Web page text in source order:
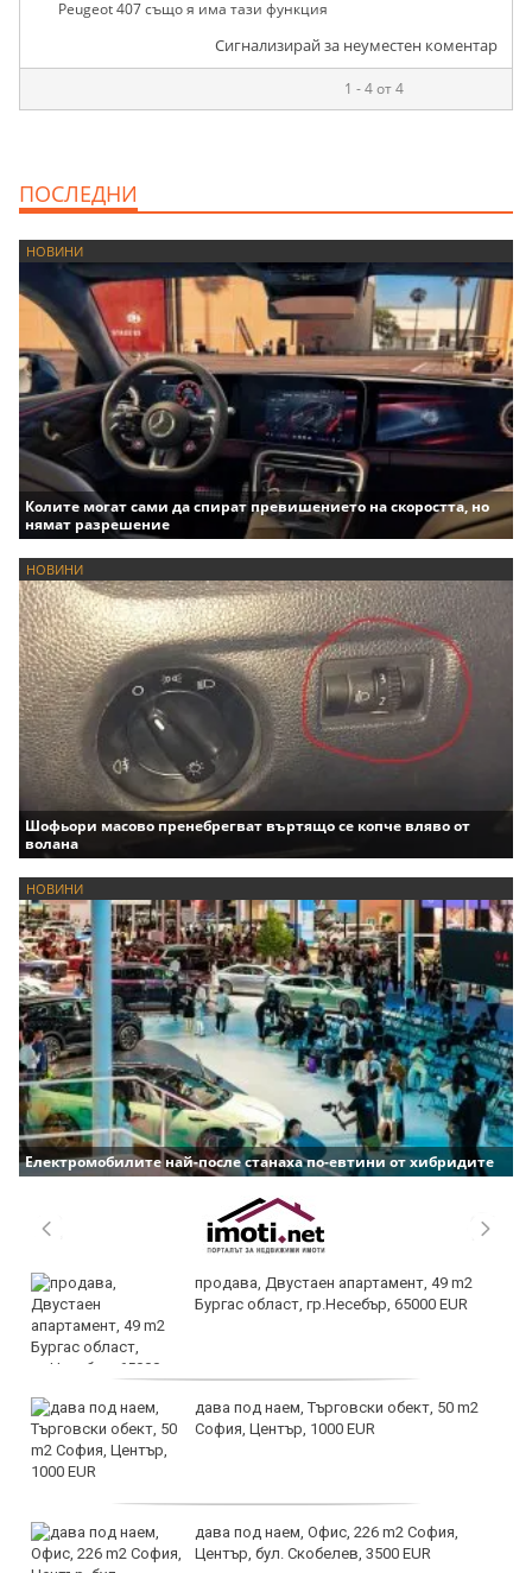
Peugeot 407 също я има тази функция
Сигнализирай за неуместен коментар
1 - 4 от 4
ПОСЛЕДНИ
НОВИНИ
Колите могат сами да спират превишението на скоростта, но
нямат разрешение
НОВИНИ
Шофьори масово пренебрегват въртящо се копче вляво от
волана
НОВИНИ
Електромобилите най-после станаха по-евтини от хибридите
продава, Двустаен апартамент, 49 m2
Бургас област, гр.Несебър, 65000 EUR
дава под наем, Търговски обект, 50 m2
София, Център, 1000 EUR
дава под наем, Офис, 226 m2 София,
Център, бул. Скобелев, 3500 EUR